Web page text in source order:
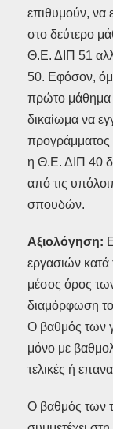
επιθυμούν, να
στο δεύτερο
Θ.Ε. ΔΙΠ 51
50. Εφόσον,
πρώτο μάθημα
δικαίωμα να
η Θ.Ε. ΔΙΠ 40
από τις
σπουδών.
Αξιολόγηση:
εργασιών κατά
μέσος όρος
διαμόρφωση
Ο βαθμός των
μόνο με
τελικές ή
Ο βαθμός των